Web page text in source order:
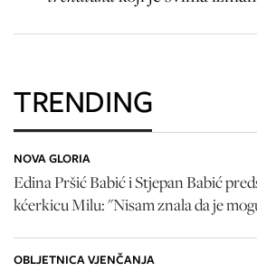
TRENDING
NOVA GLORIA
Edina Pršić Babić i Stjepan Babić
kćerkicu Milu: "Nisam znala da je
OBLJETNICA VJENČANJA